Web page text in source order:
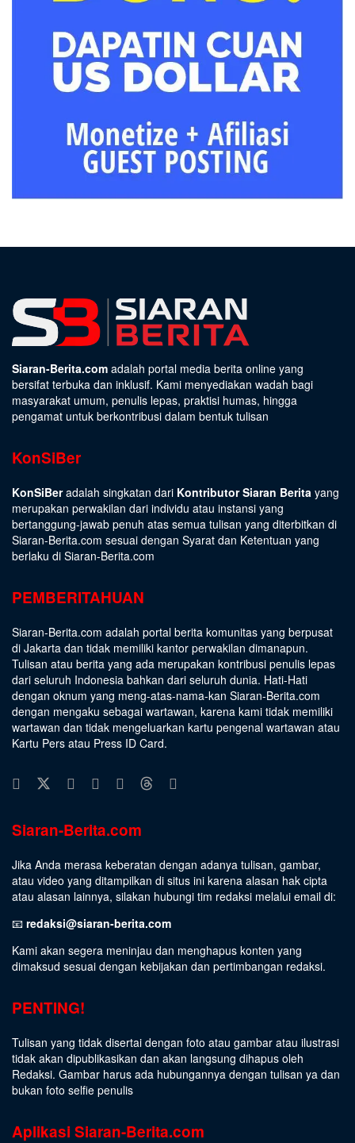
Siaran-Berita.com adalah portal media berita online yang
bersifat terbuka dan inklusif. Kami menyediakan wadah bagi
masyarakat umum, penulis lepas, praktisi humas, hingga
pengamat untuk berkontribusi dalam bentuk tulisan
KonSiBer
KonSiBeradalah singkatan dari Kontributor Siaran Berita yang
merupakan perwakilan dari individu atau instansi yang
bertanggung-jawab penuh atas semua tulisan yang diterbitkan di
Siaran-Berita.com sesuai dengan Syarat dan Ketentuan yang
berlaku di Siaran-Berita.com
PEMBERITAHUAN
Siaran-Berita.com adalah portal berita komunitas yang berpusat
di Jakarta dan tidak memiliki kantor perwakilan dimanapun.
Tulisan atau berita yang ada merupakan kontribusi penulis lepas
dari seluruh Indonesia bahkan dari seluruh dunia. Hati-Hati
dengan oknum yang meng-atas-nama-kan Siaran-Berita.com
dengan mengaku sebagai wartawan, karena kami tidak memiliki
wartawan dan tidak mengeluarkan kartu pengenal wartawan atau
Kartu Pers atau Press ID Card.
Siaran-Berita.com
Jika Anda merasa keberatan dengan adanya tulisan, gambar,
atau video yang ditampilkan di situs ini karena alasan hak cipta
atau alasan lainnya, silakan hubungi tim redaksi melalui email di:
📧 redaksi@siaran-berita.com
Kami akan segera meninjau dan menghapus konten yang
dimaksud sesuai dengan kebijakan dan pertimbangan redaksi.
PENTING!
Tulisan yang tidak disertai dengan foto atau gambar atau ilustrasi
tidak akan dipublikasikan dan akan langsung dihapus oleh
Redaksi. Gambar harus ada hubungannya dengan tulisan ya dan
bukan foto selfie penulis
Aplikasi Siaran-Berita.com